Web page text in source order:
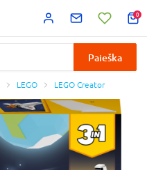
0
Paieška
LEGO LEGO Creator